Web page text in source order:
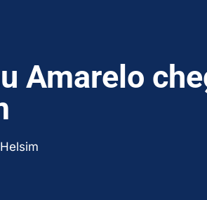
Amarelo
Helsim